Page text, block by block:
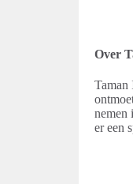
Over
Taman
nemen
er een